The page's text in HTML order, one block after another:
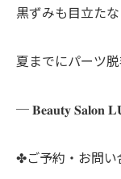
黒ずみも目立た
夏までにパーツ
─ 𝐁𝐞𝐚𝐮𝐭𝐲
✤ご予約・お問